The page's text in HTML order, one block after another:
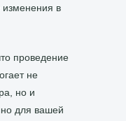
изменения в
проведение
не
но и
для вашей